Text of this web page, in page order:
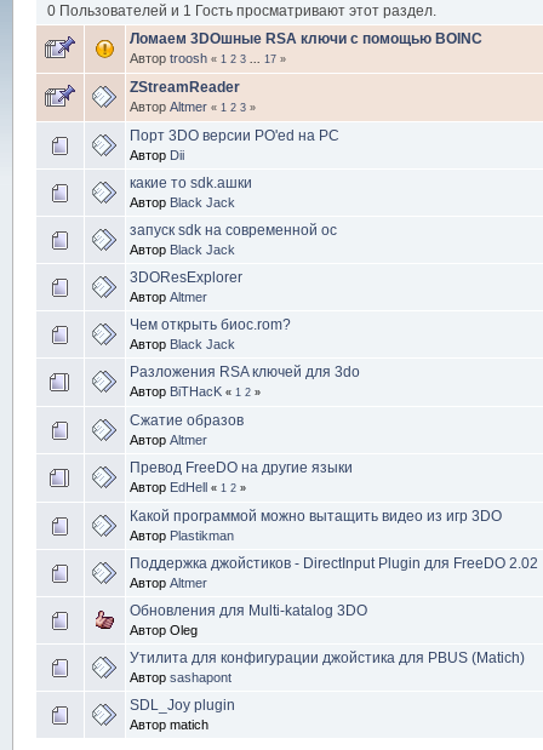
0 Пользователей и 1 Гость просматривают этот раздел.
Ломаем 3DOшные RSA ключи с помощью BOINC
Автор troosh « 1 2 3 17»
ZStreamReader
Автор Altmer « 1 2 3»
Порт 3DO версии PO'ed на PC
Автор Dii
какие то sdk.ашки
Автор Black Jack
запуск sdk на современной ос
Автор Black Jack
3DOResExplorer
Автор Altmer
Чем открыть биос.rom?
Автор Black Jack
Разложения RSA ключей для 3do
Автор BiTHacK « 1 2»
Сжатие образов
Автор Altmer
Превод FreeDO на другие языки
Автор EdHell « 1 2»
Какой программой можно вытащить видео из игр 3DO
Автор Plastikman
Поддержка джойстиков - DirectInput Plugin для FreeDO 2.02
Автор Altmer
Обновления для Multi-katalog 3DO
Автор Oleg
Утилита для конфигурации джойстика для PBUS (Matich)
Автор sashapont
SDL_Joy plugin
Автор matich